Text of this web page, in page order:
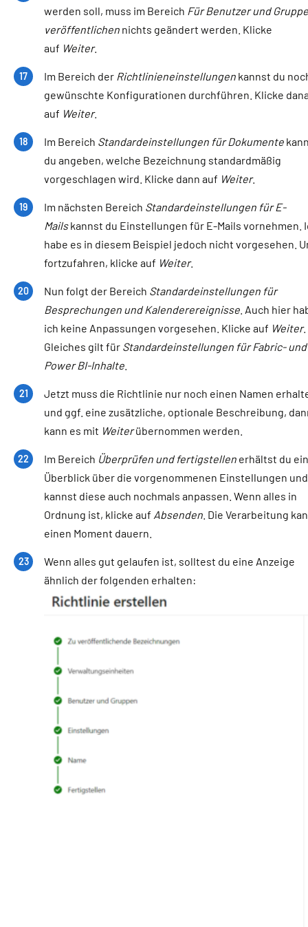
werden soll, muss im Bereich Für Benutzer und
veröffentlichen nichts geändert werden. Klicke
auf Weiter.
Im Bereich der Richtlinieneinstellungen kannst du
gewünschte Konfigurationen durchführen. Klicke
auf Weiter.
Im Bereich Standardeinstellungen für Dokumente
du angeben, welche Bezeichnung standardmäßig
vorgeschlagen wird. Klicke dann auf Weiter.
Im nächsten Bereich Standardeinstellungen für E-
Mailskannst du Einstellungen für E-Mails vornehmen.
habe es in diesem Beispiel jedoch nicht vorgesehen.
fortzufahren, klicke auf Weiter.
Nun folgt der Bereich Standardeinstellungen für
Besprechungen und Kalenderereignisse . Auch hier
ich keine Anpassungen vorgesehen. Klicke auf Weiter.
Gleiches gilt für Standardeinstellungen für Fabric- und
Power BI-Inhalte
Jetzt muss die Richtlinie nur noch einen Namen
und ggf. eine zusätzliche, optionale Beschreibung,
kann es mit Weiterübernommen werden.
Im Bereich Überprüfen und fertigstellen erhältst du
Überblick über die vorgenommenen Einstellungen und
kannst diese auch nochmals anpassen. Wenn alles in
Ordnung ist, klicke auf Absenden . Die Verarbeitung
einen Moment dauern.
Wenn alles gut gelaufen ist, solltest du eine Anzeige
ähnlich der folgenden erhalten: